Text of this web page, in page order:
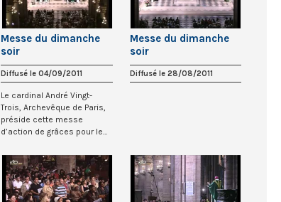
Messe du dimanche
soir
Diffusé le 04/09/2011
Le cardinal André Vingt-
Trois, Archevêque de Paris,
préside cette messe
d’action de grâces pour le
Messe du dimanche
soir
Diffusé le 28/08/2011